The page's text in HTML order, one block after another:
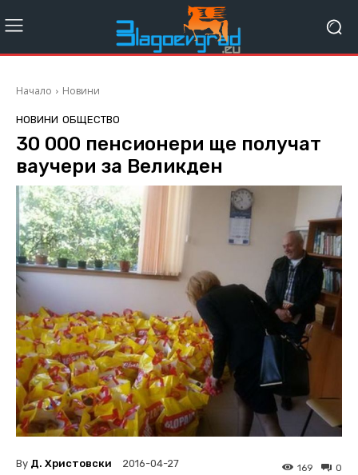
Начало Новини
НОВИНИ ОБЩЕСТВО
30 000 пенсионери ще получат
ваучери за Великден
By Д. Христовски 2016-04-27 0
169